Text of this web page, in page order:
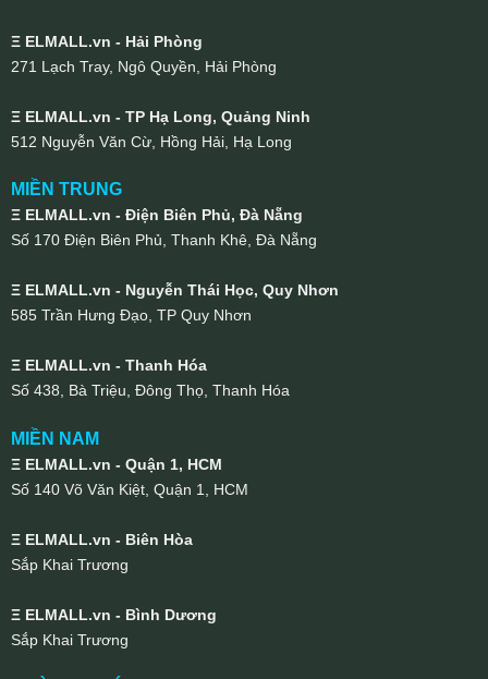
Ξ ELMALL.vn - Hải Phòng
271 Lạch Tray, Ngô Quyền, Hải Phòng
Ξ ELMALL.vn - TP Hạ Long, Quảng Ninh
512 Nguyễn Văn Cừ, Hồng Hải, Hạ Long
MIỀN TRUNG
Ξ ELMALL.vn - Điện Biên Phủ, Đà Nẵng
Số 170 Điện Biên Phủ, Thanh Khê, Đà Nẵng
Ξ ELMALL.vn - Nguyễn Thái Học, Quy Nhơn
585 Trần Hưng Đạo, TP Quy Nhơn
Ξ ELMALL.vn - Thanh Hóa
Số 438, Bà Triệu, Đông Thọ, Thanh Hóa
MIỀN NAM
Ξ ELMALL.vn - Quận 1, HCM
Số 140 Võ Văn Kiệt, Quận 1, HCM
Ξ ELMALL.vn - Biên Hòa
Sắp Khai Trương
Ξ ELMALL.vn - Bình Dương
Sắp Khai Trương